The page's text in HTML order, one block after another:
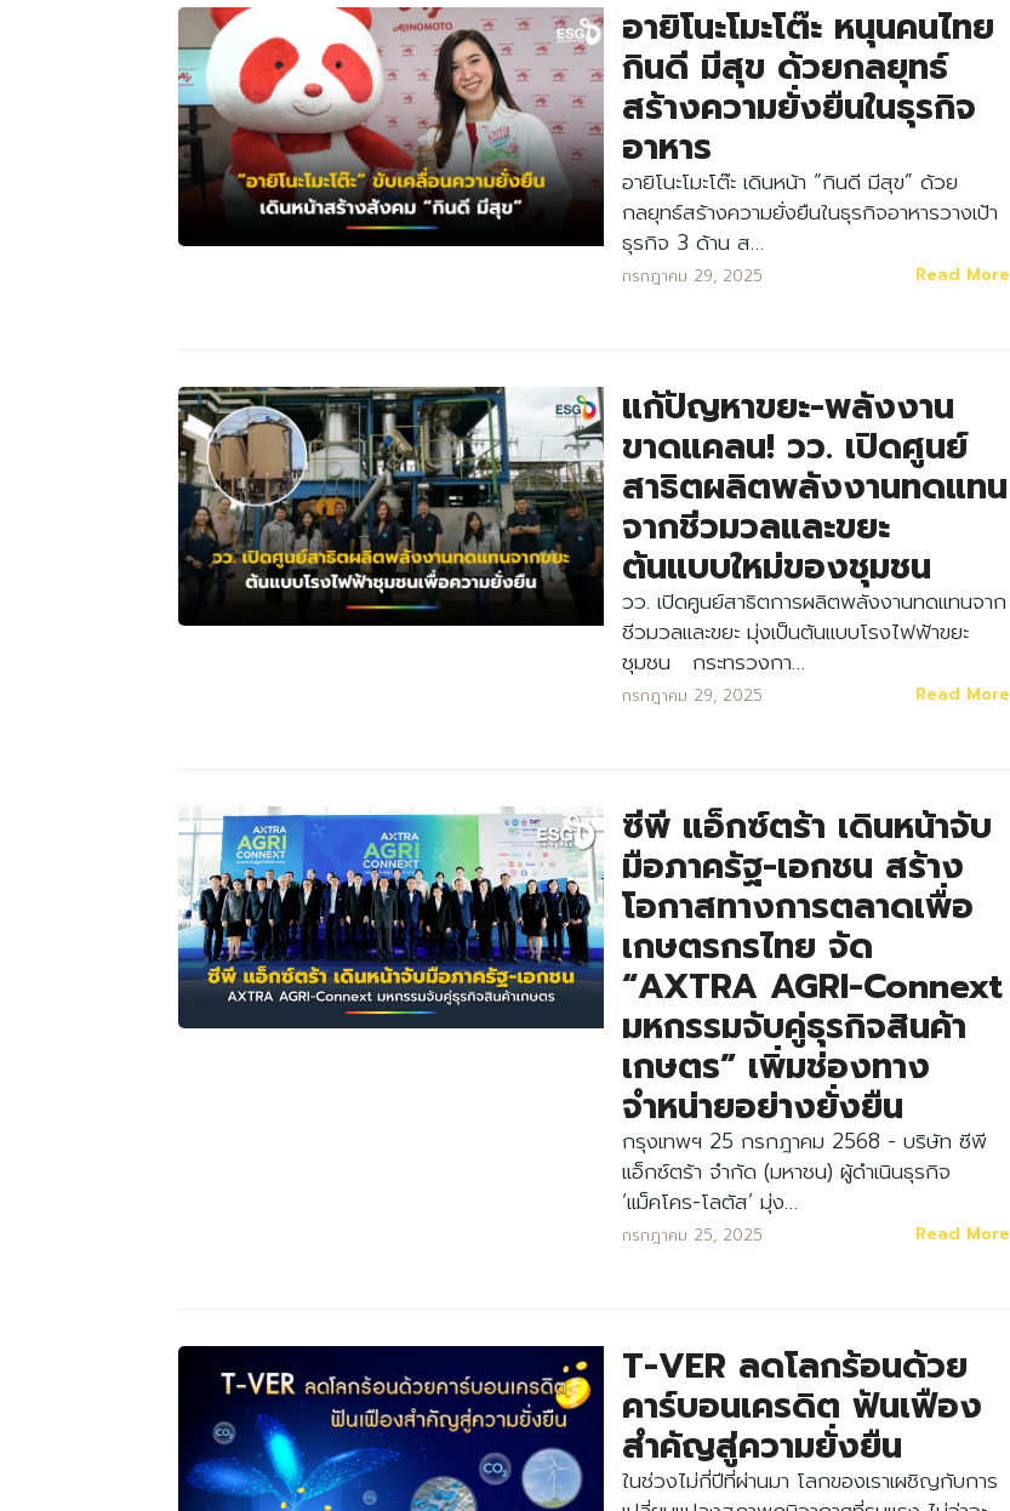
อายิโนะโมะโต๊ะ หนุนคนไทย
กินดี มีสุข ด้วยกลยุทธ์
สร้างความยั่งยืนในธุรกิจ
อาหาร
อายิโนะโมะโต๊ะ เดินหน้า “กินดี มีสุข” ด้วย
กลยุทธ์สร้างความยั่งยืนในธุรกิจอาหารวางเป้า
ธุรกิจ 3 ด้าน ส…
กรกฎาคม 29, 2025 Read More
แก้ปัญหาขยะ-พลังงาน
ขาดแคลน! วว. เปิดศูนย์
สาธิตผลิตพลังงานทดแทน
จากชีวมวลและขยะ
ต้นแบบใหม่ของชุมชน
วว. เปิดศูนย์สาธิตการผลิตพลังงานทดแทนจาก
ชีวมวลและขยะ มุ่งเป็นต้นแบบโรงไฟฟ้าขยะ
ชุมชน กระทรวงกา…
กรกฎาคม 29, 2025 Read More
ซีพี แอ็กซ์ตร้า เดินหน้าจับ
มือภาครัฐ-เอกชน สร้าง
โอกาสทางการตลาดเพื่อ
เกษตรกรไทย จัด
“AXTRA AGRI-Connext
มหกรรมจับคู่ธุรกิจสินค้า
เกษตร” เพิ่มช่องทาง
จำหน่ายอย่างยั่งยืน
กรุงเทพฯ 25 กรกฎาคม 2568 - บริษัท ซีพี
แอ็กซ์ตร้า จำกัด (มหาชน) ผู้ดำเนินธุรกิจ
‘แม็คโคร-โลตัส’ มุ่ง…
กรกฎาคม 25, 2025 Read More
T-VER ลดโลกร้อนด้วย
คาร์บอนเครดิต ฟันเฟือง
สำคัญสู่ความยั่งยืน
ในช่วงไม่กี่ปีที่ผ่านมา โลกของเราเผชิญกับการ